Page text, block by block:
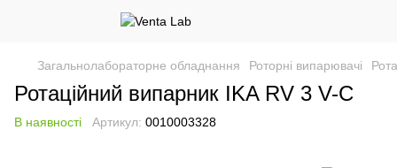
Загальнолабораторне обладнання Роторні випарювачі
Ротаційний випарник IKA RV 3 V-C
В наявності Артикул: 0010003328